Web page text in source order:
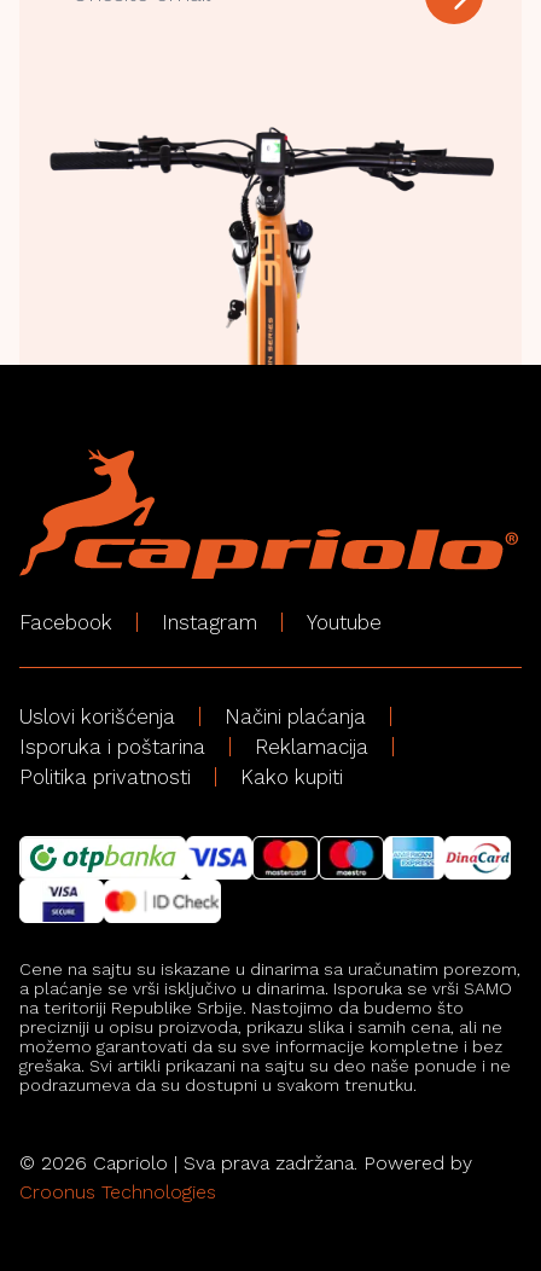
Facebook Instagram Youtube
Uslovi korišćenja
Načini plaćanja
Isporuka i poštarina
Reklamacija
Politika privatnosti
Kako kupiti
Cene na sajtu su iskazane u dinarima sa uračunatim porezom,
a plaćanje se vrši isključivo u dinarima. Isporuka se vrši SAMO
na teritoriji Republike Srbije. Nastojimo da budemo što
precizniji u opisu proizvoda, prikazu slika i samih cena, ali ne
možemo garantovati da su sve informacije kompletne i bez
grešaka. Svi artikli prikazani na sajtu su deo naše ponude i ne
podrazumeva da su dostupni u svakom trenutku.
© 2026 Capriolo | Sva prava zadržana. Powered by
Croonus Technologies